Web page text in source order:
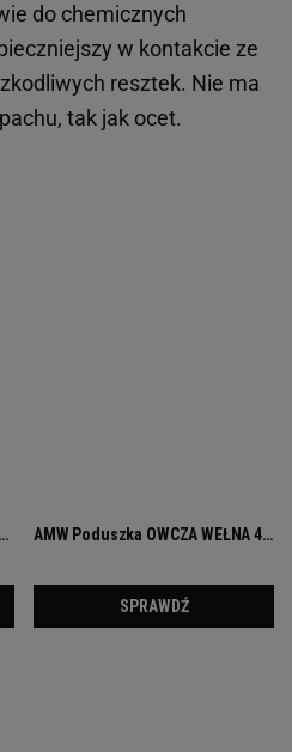
do chemicznych
w kontakcie ze
resztek. Nie ma
tak jak ocet.